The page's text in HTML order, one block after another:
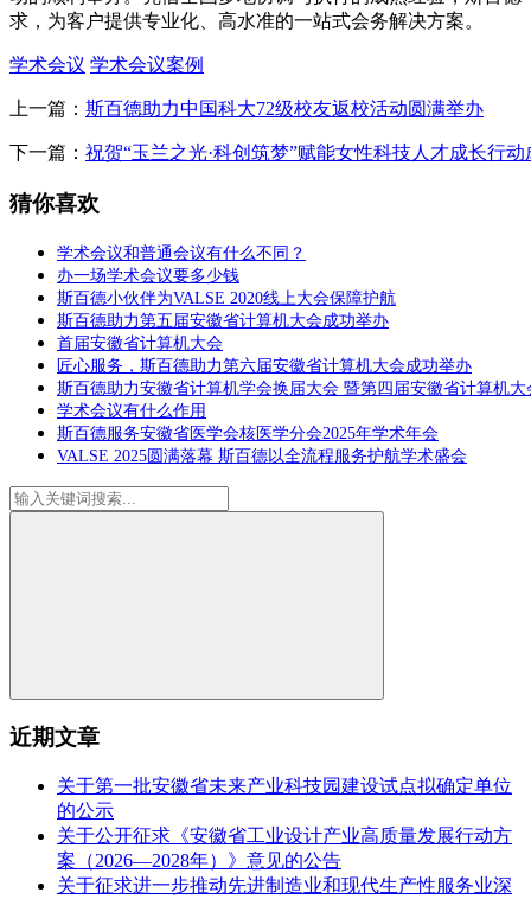
求，为客户提供专业化、高水准的一站式会务解决方案。
学术会议 学术会议案例
上一篇： 斯百德助力中国科大72级校友返校活动圆满举办
下一篇： 祝贺“玉兰之光·科创筑梦”赋能女性科技人才成长行
猜你喜欢
学术会议和普通会议有什么不同？
办一场学术会议要多少钱
斯百德小伙伴为VALSE 2020线上大会保障护航
斯百德助力第五届安徽省计算机大会成功举办
首届安徽省计算机大会
匠心服务，斯百德助力第六届安徽省计算机大会成功举办
斯百德助力安徽省计算机学会换届大会 暨第四届安徽省计算机大
学术会议有什么作用
斯百德服务安徽省医学会核医学分会2025年学术年会
VALSE 2025圆满落幕 斯百德以全流程服务护航学术盛会
近期文章
关于第一批安徽省未来产业科技园建设试点拟确定单位
的公示
关于公开征求《安徽省工业设计产业高质量发展行动方
案（2026—2028年）》意见的公告
关于征求进一步推动先进制造业和现代生产性服务业深